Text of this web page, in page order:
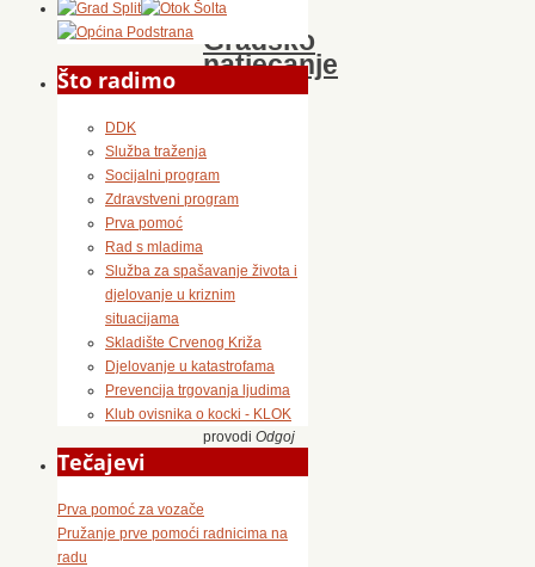
XV
Gradsko
natjecanje
Mladeži
8.
ožujka
studenoga
2015.
Hrvatski
Crveni
križ
provodi Odgoj
odgoja
Što radimo
DDK
Služba traženja
Socijalni program
Zdravstveni program
Prva pomoć
Rad s mladima
Služba za spašavanje života i
djelovanje u kriznim
situacijama
Skladište Crvenog Križa
Djelovanje u katastrofama
Prevencija trgovanja ljudima
Klub ovisnika o kocki - KLOK
Tečajevi
Prva pomoć za vozače
Pružanje prve pomoći radnicima na
radu